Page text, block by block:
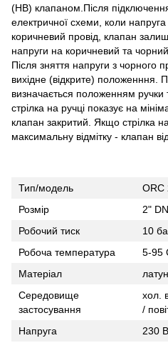
(НВ) клапаном.Після
електричної схеми, коли напруга
коричневий провід, клапан
напруги на коричневий та
Після зняття напруги з чорного
вихідне (відкрите) положенння.
визначається положенням
стрілка на ручці показує на
клапан закритий. Якщо стрілка
максимальну відмітку - клапан
Тип/модель
ORC
Розмір
2"
Робочий тиск
10
Робоча температура
5-95
Матеріал
Середовище
застосування
хол.
/
Напруга
230